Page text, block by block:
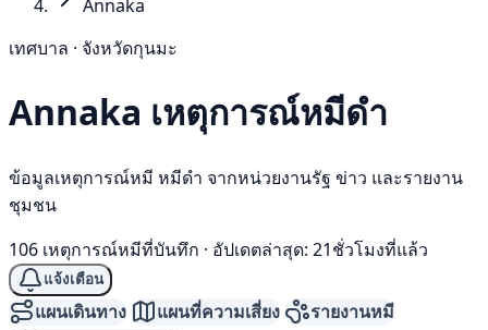
Annaka
เทศบาล · จังหวัดกุนมะ
Annaka เหตุการณ์หมีดำ
ข้อมูลเหตุการณ์หมี หมีดำ จากหน่วยงานรัฐ ข่าว และรายงาน
ชุมชน
106 เหตุการณ์หมีที่บันทึก · อัปเดตล่าสุด: 21ชั่วโมงที่แล้ว
แจ้งเตือน
แผนเดินทาง แผนที่ความเสี่ยง รายงานหมี